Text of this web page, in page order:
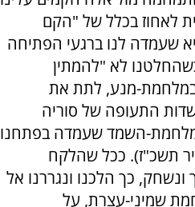
לאחוז בכלל של "הקם
שעמדה לנו ברגעי הפתיחה
לא "להמתין
במלחמת-מנע, לתת את
התעופה של סוריה
מלחמת-השמד שעמדה בפתחנו
תשכ"ז). ככל שהלקח
כך הלכנו ונגררנו אל
שמיני-עצרת, על